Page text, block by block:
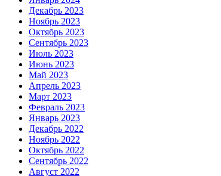
Декабрь 2023
Ноябрь 2023
Октябрь 2023
Сентябрь 2023
Июль 2023
Июнь 2023
Май 2023
Апрель 2023
Март 2023
Февраль 2023
Январь 2023
Декабрь 2022
Ноябрь 2022
Октябрь 2022
Сентябрь 2022
Август 2022